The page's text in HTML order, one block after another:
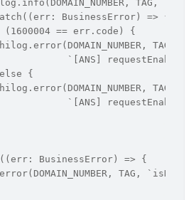
TAG,
BusinessError) => {
(1600004 == err.code) {
TAG,
`[ANS]
{
TAG,
`[ANS]
BusinessError) => {
TAG,